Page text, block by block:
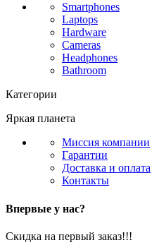
Smartphones
Laptops
Hardware
Cameras
Headphones
Bathroom
Категории
Яркая планета
Миссия компании
Гарантии
Доставка и оплата
Контакты
Впервые у нас?
Скидка на первый заказ!!!